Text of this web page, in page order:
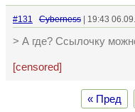
#131 Cyberness | 19:43
> А где? Ссылочку
[censored]
« Пред